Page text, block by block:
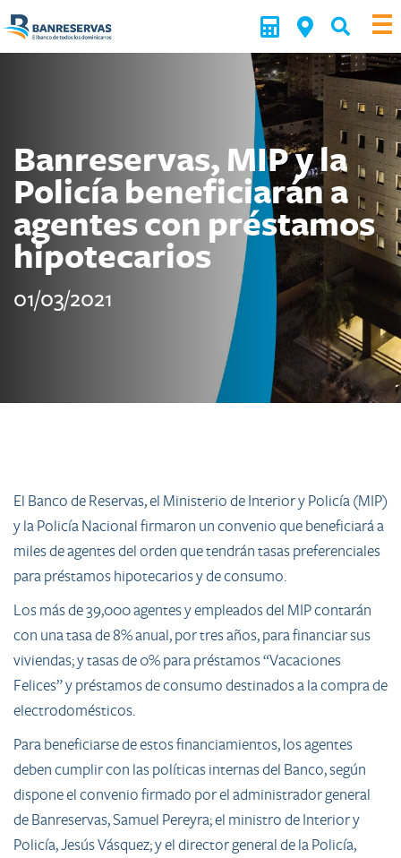
Banreservas, MIP y la
Policía beneficiarán a
agentes con préstamos
hipotecarios
01/03/2021
El Banco de Reservas, el Ministerio de Interior y Policía (MIP)
y la Policía Nacional firmaron un convenio que beneficiará a
miles de agentes del orden que tendrán tasas preferenciales
para préstamos hipotecarios y de consumo.
Los más de 39,000 agentes y empleados del MIP contarán
con una tasa de 8% anual, por tres años, para financiar sus
viviendas; y tasas de 0% para préstamos “Vacaciones
Felices” y préstamos de consumo destinados a la compra de
electrodomésticos.
Para beneficiarse de estos financiamientos, los agentes
deben cumplir con las políticas internas del Banco, según
dispone el convenio firmado por el administrador general
de Banreservas, Samuel Pereyra; el ministro de Interior y
Policía, Jesús Vásquez; y el director general de la Policía,